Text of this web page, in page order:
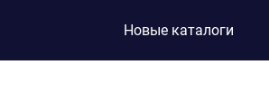
Новые каталоги